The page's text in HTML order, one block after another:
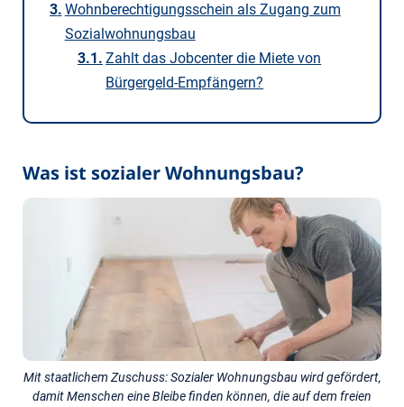
Wohnberechtigungsschein als Zugang zum
Sozialwohnungsbau
Zahlt das Jobcenter die Miete von
Bürgergeld-Empfängern?
Was ist sozialer Wohnungsbau?
Mit staatlichem Zuschuss: Sozialer Wohnungsbau wird gefördert,
damit Menschen eine Bleibe finden können, die auf dem freien